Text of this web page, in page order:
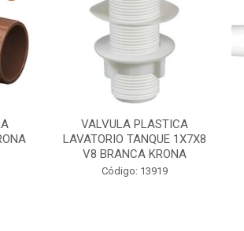
VALVULA PLASTICA
LAVATORIO TANQUE 1X7X8
V8 BRANCA KRONA
Código: 13919